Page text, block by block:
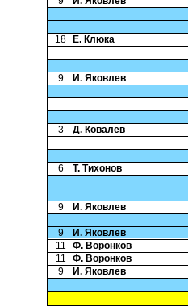
18
Е. Клюка
9
И. Яковлев
3
Д. Ковалев
6
Т. Тихонов
9
И. Яковлев
9
И. Яковлев
11
Ф. Воронков
11
Ф. Воронков
9
И. Яковлев